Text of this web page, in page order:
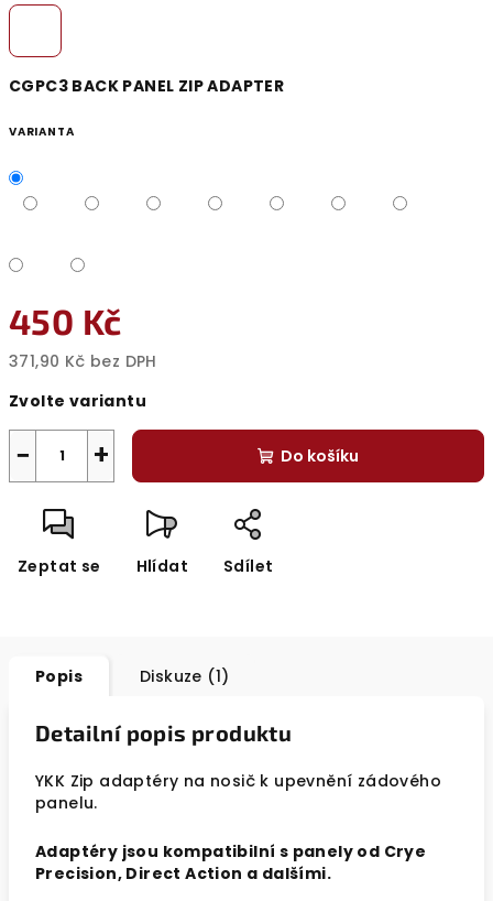
CGPC3 BACK PANEL ZIP ADAPTER
VARIANTA
450 Kč
371,90 Kč bez DPH
cena:
Zvolte variantu
+
− Do košíku
Zeptat se Hlídat Sdílet
Popis Diskuze (1)
Detailní popis produktu
YKK Zip adaptéry na nosič k upevnění zádového
panelu.
Adaptéry jsou kompatibilní s panely od Crye
Precision, Direct Action a dalšími.